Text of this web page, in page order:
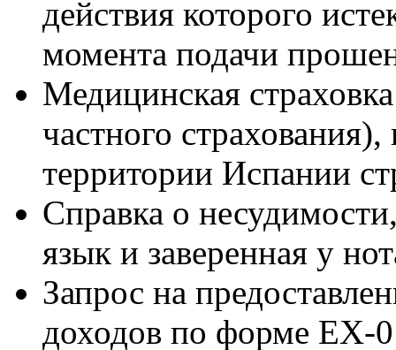
действия которого
момента подачи
Медицинская
частного
территории Испании
Справка о
язык и заверенная у
Запрос на
доходов по форме EX-